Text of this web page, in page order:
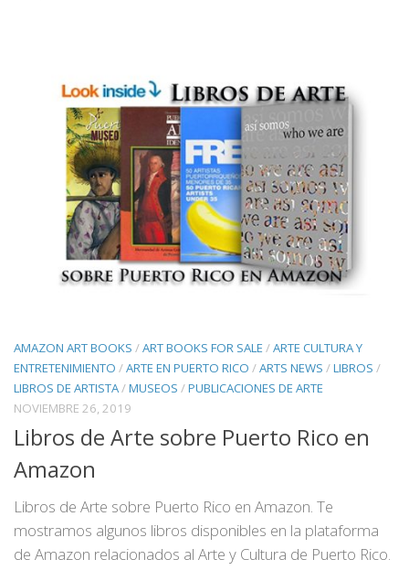
AMAZON ART BOOKS /ART BOOKS FOR SALE /ARTE CULTURA Y
ENTRETENIMIENTO /ARTE EN PUERTO RICO /ARTS NEWS /LIBROS /
LIBROS DE ARTISTA/MUSEOS /PUBLICACIONES DE ARTE
NOVIEMBRE 26, 2019
Libros de Arte sobre Puerto Rico en
Amazon
Libros de Arte sobre Puerto Rico en Amazon. Te
mostramos algunos libros disponibles en la plataforma
de Amazon relacionados al Arte y Cultura de Puerto Rico.